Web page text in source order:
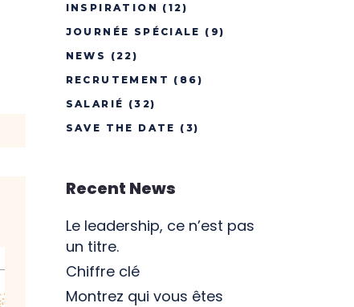
INSPIRATION (12)
JOURNÉE SPÉCIALE (9)
NEWS
(22)
RECRUTEMENT (86)
SALARIÉ (32)
SAVE THE DATE (3)
Recent News
Le leadership, ce n’est pas
un titre.
Chiffre clé
Montrez qui vous êtes